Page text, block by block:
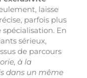
laisse
parfois plus
En
sérieux,
de parcours
à la
dans un même